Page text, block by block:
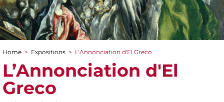
You are here
Home > Expositions > L’Annonciation d'El Greco
L’Annonciation d'El
Greco